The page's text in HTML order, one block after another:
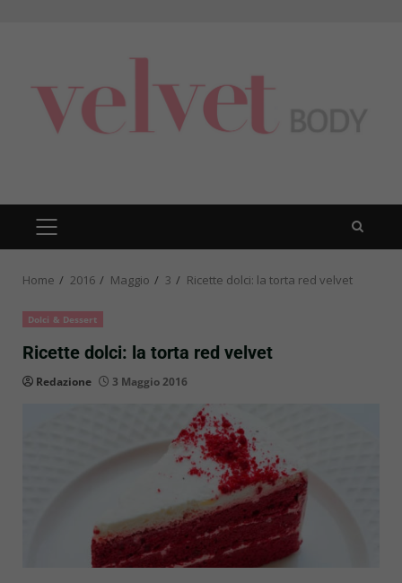
PRIMARY
MENU
Home 2016 Maggio 3 Ricette dolci: la torta red velvet
Dolci & Dessert
Ricette dolci: la torta red velvet
Redazione 3 Maggio 2016